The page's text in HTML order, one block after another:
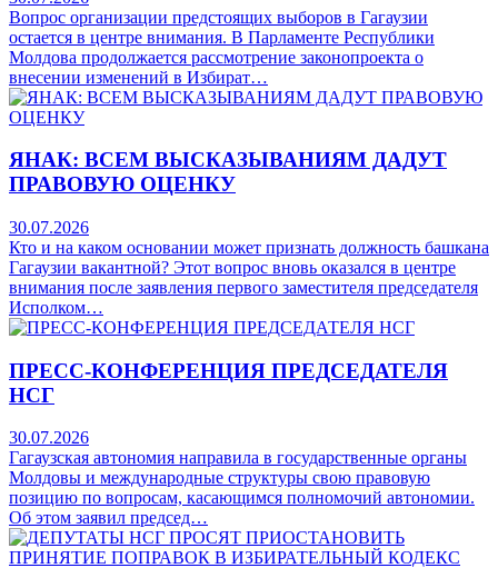
Вопрос организации предстоящих выборов в Гагаузии
остается в центре внимания. В Парламенте Республики
Молдова продолжается рассмотрение законопроекта о
внесении изменений в Избират…
ЯНАК: ВСЕМ ВЫСКАЗЫВАНИЯМ ДАДУТ
ПРАВОВУЮ ОЦЕНКУ
30.07.2026
Кто и на каком основании может признать должность башкана
Гагаузии вакантной? Этот вопрос вновь оказался в центре
внимания после заявления первого заместителя председателя
Исполком…
ПРЕСС-КОНФЕРЕНЦИЯ ПРЕДСЕДАТЕЛЯ
НСГ
30.07.2026
Гагаузская автономия направила в государственные органы
Молдовы и международные структуры свою правовую
позицию по вопросам, касающимся полномочий автономии.
Об этом заявил председ…